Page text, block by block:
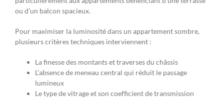
ou d’un balcon spacieux.
Pour maximiser la luminosité dans un appartement sombre,
plusieurs critères techniques interviennent :
La finesse des montants et traverses du châssis
L’absence de meneau central qui réduit le passage
lumineux
Le type de vitrage et son coefficient de transmission